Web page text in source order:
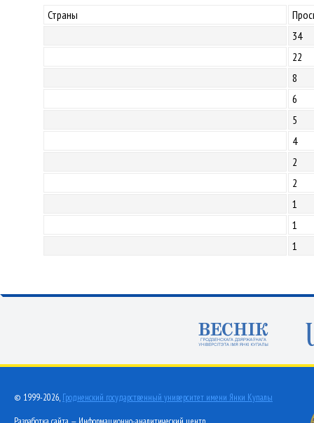
Страны
34
22
8
6
5
4
2
2
1
1
1
© 1999-2026, Гродненский государственный университет имени Янки Купалы